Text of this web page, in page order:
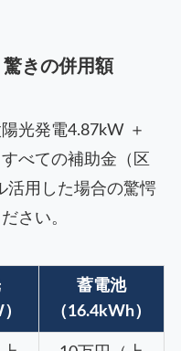
きの併用額
光発電4.87kW ＋
べての補助金（区
活用した場合の驚愕
さい。
蓄電池
（16.4kWh）